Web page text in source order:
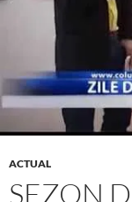
ACTUAL
SEZON